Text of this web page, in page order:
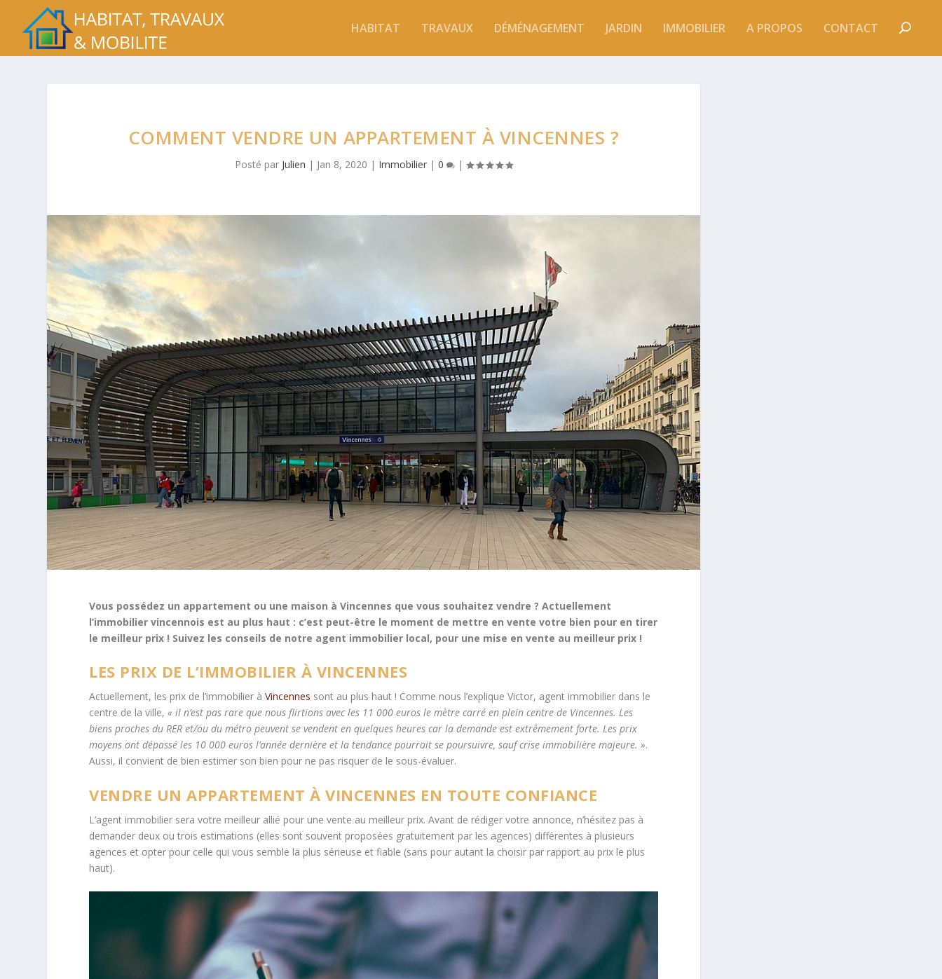
HABITAT TRAVAUX DÉMÉNAGEMENT JARDIN IMMOBILIER A PROPOS CONTACT
COMMENT VENDRE UN APPARTEMENT À VINCENNES ?
Posté par Julien | Jan 8, 2020 | Immobilier| 0 |
Vous possédez un appartement ou une maison à Vincennes que vous souhaitez vendre ? Actuellement
l’immobilier vincennois est au plus haut : c’est peut-être le moment de mettre en vente votre bien pour en tirer
le meilleur prix ! Suivez les conseils de notre agent immobilier local, pour une mise en vente au meilleur prix !
LES PRIX DE L’IMMOBILIER À VINCENNES
Actuellement, les prix de l’immobilier àVincennes sont au plus haut ! Comme nous l’explique Victor, agent immobilier dans le
centre de la ville,« il n’est pas rare que nous flirtions avec les 11 000 euros le mètre carré en plein centre de Vincennes. Les
biens proches du RER et/ou du métro peuvent se vendent en quelques heures car la demande est extrêmement forte. Les prix
moyens ont dépassé les 10 000 euros l’année dernière et la tendance pourrait se poursuivre, sauf crise immobilière majeure. ».
Aussi, il convient de bien estimer son bien pour ne pas risquer de le sous-évaluer.
VENDRE UN APPARTEMENT À VINCENNES EN TOUTE CONFIANCE
L’agent immobilier sera votre meilleur allié pour une vente au meilleur prix. Avant de rédiger votre annonce, n’hésitez pas à
demander deux ou trois estimations (elles sont souvent proposées gratuitement par les agences) différentes à plusieurs
agences et opter pour celle qui vous semble la plus sérieuse et fiable (sans pour autant la choisir par rapport au prix le plus
haut).